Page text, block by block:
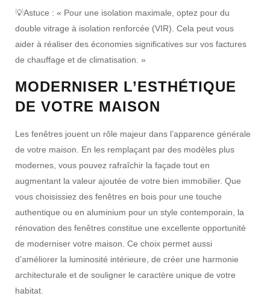
💡Astuce : « Pour une isolation maximale, optez pour du
double vitrage à isolation renforcée (VIR). Cela peut vous
aider à réaliser des économies significatives sur vos factures
de chauffage et de climatisation. »
MODERNISER L’ESTHÉTIQUE
DE VOTRE MAISON
Les fenêtres jouent un rôle majeur dans l’apparence générale
de votre maison. En les remplaçant par des modèles plus
modernes , vous pouvez rafraîchir la façade tout en
augmentant la valeur ajoutée de votre bien immobilier. Que
vous choisissiez des fenêtres en bois pour une touche
authentique ou en aluminium pour un style contemporain , la
rénovation des fenêtres constitue une excellente opportunité
de moderniser votre maison . Ce choix permet aussi
d’améliorer la luminosité intérieure , de créer une harmonie
architecturale et de souligner le caractère unique de votre
habitat.